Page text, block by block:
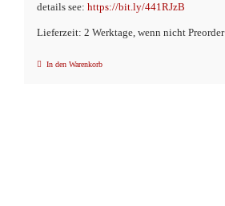
details see: https://bit.ly/441RJzB
Lieferzeit: 2 Werktage, wenn nicht Preorder
In den Warenkorb